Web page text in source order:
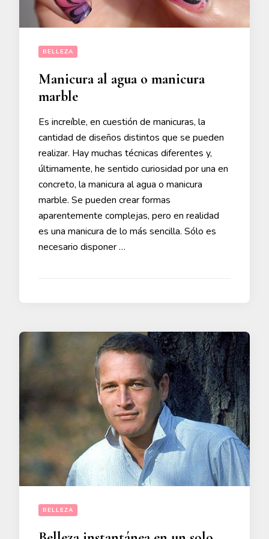
BELLEZA
Manicura al agua o manicura
marble
Es increíble, en cuestión de manicuras, la
cantidad de diseños distintos que se pueden
realizar. Hay muchas técnicas diferentes y,
últimamente, he sentido curiosidad por una en
concreto, la manicura al agua o manicura
marble. Se pueden crear formas
aparentemente complejas, pero en realidad
es una manicura de lo más sencilla. Sólo es
necesario disponer …
BELLEZA